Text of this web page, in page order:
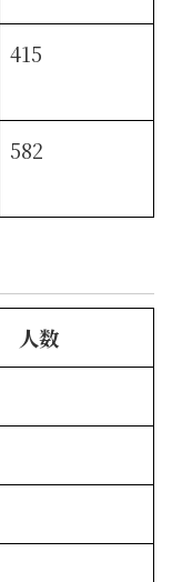
415
582
人数